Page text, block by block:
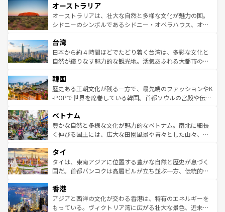
部のニューオーリンズでは、音楽と美食が融合した独特の
文化が魅力。旅行者はアメリカの各地域で異なる魅力を楽
しみながら、その多様性と豊かな歴史を感じることができ
ならではの贅沢な旅のスタイルだ。 なお、新着のアメリカ
情報はコンテンツ一覧を参照してほしい。
ワイ島は見逃せない。また、定番の観光地といえばオアフ
島だが、静かな自然を求めるならマウイ島やカウアイ島が
おすすめ。エメラルドグリーンに輝く海をはじめ、豊かな
れるおもてなしの心で訪れる人々を迎えてくれるハワイの
人々、おいしいローカルフードやハワイアンミュージッ
ク、伝統的なフラダンスなど、すべてがハワイの魅力を彩
ワイを、存分に味わってほしい。 なお、新着のハワイ情報
はコンテンツ一覧を参照してほしい。
オーストラリア
オーストラリアは、壮大な自然と多様な文化が魅力の国。
シドニーのシンボルであるシドニー・オペラハウス、オー
リアリーフや大陸中央部にそびえるウルル（エアーズロッ
ク）、タスマニアの美しい原生林やケアンズの熱帯雨林な
ど、見どころがたくさん。また、カフェやワイン、オージ
いる。アクティビティも充実しており、サーフィンやダイ
ビング、ハイキングなど、アウトドア好きにはたまらな
い。オーストラリアの多彩な魅力を存分に味わいつくそ
参照してほしい。
台湾
日本から約４時間ほどでたどり着く台湾は、多彩な文化と
自然が織りなす魅力的な観光地。活気あふれる大都市の台
ン）、静ひつな山岳地帯である台湾東部など、都市の喧騒
と山間の静けさが共存しており、訪れる人に新しい発見と
驚きをもたらしてくれる。また、奥深い台湾の食文化も魅
容にもいいと評判のスイーツなど、バラエティ豊かな料理
が味わえる。 なお、新着の台湾情報は コンテンツ一覧を参
照してほしい。
韓国
歴史ある王朝文化が残る一方で、最先端のファッションやK
-POPで世界を席巻している韓国。首都ソウルの宮殿や伝統
き、地方に足を延ばせば四季折々の自然美を楽しむことが
できる。そして、キムチや焼肉、絶品のストリートフード
まで、さまざまな韓国料理が待っている。夜には、韓国な
リティに包まれながら、韓国の多彩な魅力を心ゆくまで味
わってみてほしい。 なお、新着の韓国情報はコンテンツ一
覧を参照してほしい。
ベトナム
豊かな自然と多様な文化が魅力的なベトナム。南北に細長
く伸びる国土には、広大な田園風景や青々とした山々、世
急速な発展と共に伝統が息づく。ハノイの古い町並みやホ
ーチミン市のフランス統治時代の建物も、独特の雰囲気を
醸し出している。また、バラエティの豊かさとおいしさで
とつ。フォーやバインミー、ベトナムコーヒーなどは、ぜ
ひ現地で味わいたい。どの地域を訪れてもあたたかい人々
が旅行者を迎えてくれるので、きっと忘れられない旅にな
タイ
タイは、東南アジアに位置する豊かな自然と歴史が息づく
国だ。首都バンコクは高層ビルが立ち並ぶ一方、伝統的な
の活気が交差している。北部ではチェンマイなどの山岳地
帯で自然と触れ合い、南部ではプーケットやクラビの美し
いビーチでリゾート気分を楽しむことができる。タイ料理
香港
アジアと西洋の文化が交わる香港は、特有のエネルギーを
もっている。ヴィクトリア湾に広がる壮大な景色、近未来